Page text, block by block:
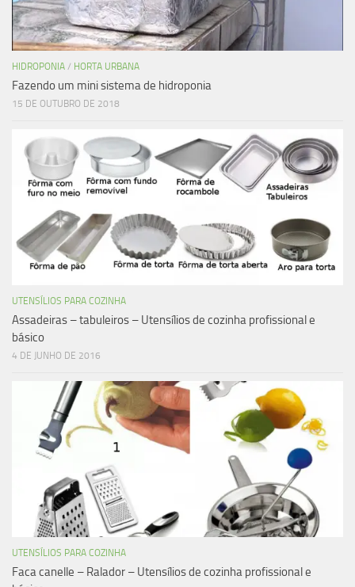
HIDROPONIA / HORTA URBANA
Fazendo um mini sistema de hidroponia
15 DE OUTUBRO DE 2018
UTENSÍLIOS PARA COZINHA
Assadeiras – tabuleiros – Utensílios de cozinha profissional e
básico
4 DE JUNHO DE 2016
UTENSÍLIOS PARA COZINHA
Faca canelle – Ralador – Utensílios de cozinha profissional e